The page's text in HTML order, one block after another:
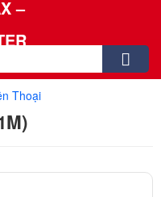
Thoại